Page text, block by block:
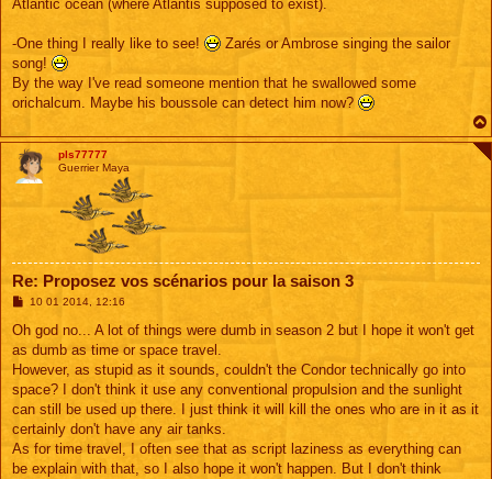
Atlantic ocean (where Atlantis supposed to exist).
-One thing I really like to see!
Zarés or Ambrose singing the sailor
song!
By the way I've read someone mention that he swallowed some
orichalcum. Maybe his boussole can detect him now?
pls77777
Guerrier Maya
Re: Proposez vos scénarios pour la saison 3
M
s
a
g
10 01 2014, 12:16
Oh god no... A lot of things were dumb in season 2 but I hope it won't get
as dumb as time or space travel.
However, as stupid as it sounds, couldn't the Condor technically go into
space? I don't think it use any conventional propulsion and the sunlight
can still be used up there. I just think it will kill the ones who are in it as it
certainly don't have any air tanks.
As for time travel, I often see that as script laziness as everything can
be explain with that, so I also hope it won't happen. But I don't think